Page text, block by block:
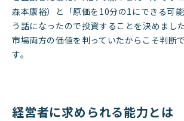
森本康裕）と「原価を10分の1にできる可
う話になったので投資することを決めまし
市場両方の価値を判っていたからこそ判断
す。
経営者に求められる能力とは